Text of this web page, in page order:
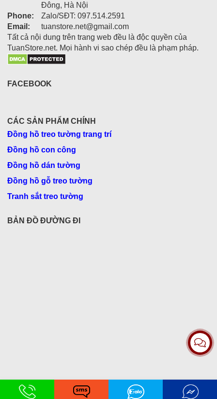
Đông, Hà Nội
Phone:
Zalo/SĐT: 097.514.2591
Email:
tuanstore.net@gmail.com
Tất cả nội dung trên trang web đều là độc quyền của
TuanStore.net. Mọi hành vi sao chép đều là phạm pháp.
FACEBOOK
CÁC SẢN PHẨM CHÍNH
Đồng hồ treo tường trang trí
Đồng hồ con công
Đồng hồ dán tường
Đồng hồ gỗ treo tường
Tranh sắt treo tường
BẢN ĐỒ ĐƯỜNG ĐI
Hỗ trợ